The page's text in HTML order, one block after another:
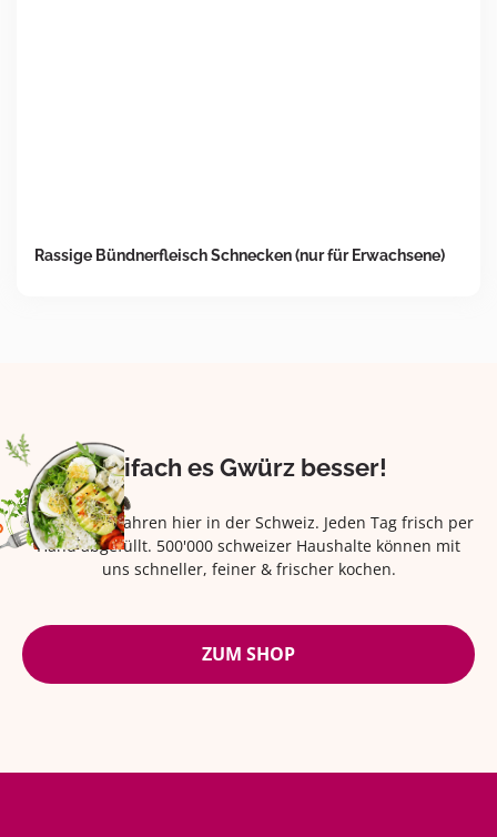
Rassige Bündnerfleisch Schnecken (nur für Erwachsene)
Eifach es Gwürz besser!
Seit über 42 Jahren hier in der Schweiz. Jeden Tag frisch per
Hand abgefüllt. 500'000 schweizer Haushalte können mit
uns schneller, feiner & frischer kochen.
ZUM SHOP